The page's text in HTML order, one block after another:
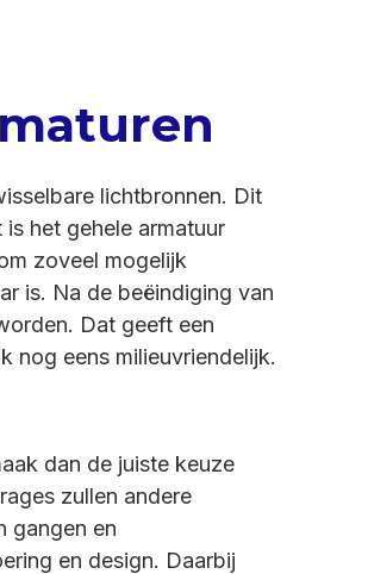
lichtbronnen. Dit
het gehele armatuur
zoveel mogelijk
is. Na de beëindiging van
Dat geeft een
nog eens milieuvriendelijk.
dan de juiste keuze
zullen andere
gangen en
en design. Daarbij